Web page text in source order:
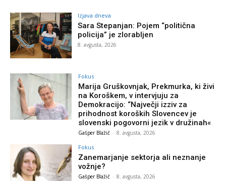
Izjava dneva
Sara Stepanjan: Pojem “politična
policija” je zlorabljen
8. avgusta, 2026
Fokus
Marija Gruškovnjak, Prekmurka, ki živi
na Koroškem, v intervjuju za
Demokracijo: “Največji izziv za
prihodnost koroških Slovencev je
slovenski pogovorni jezik v družinah«
Gašper Blažič - 8. avgusta, 2026
Fokus
Zanemarjanje sektorja ali neznanje
vožnje?
Gašper Blažič - 8. avgusta, 2026